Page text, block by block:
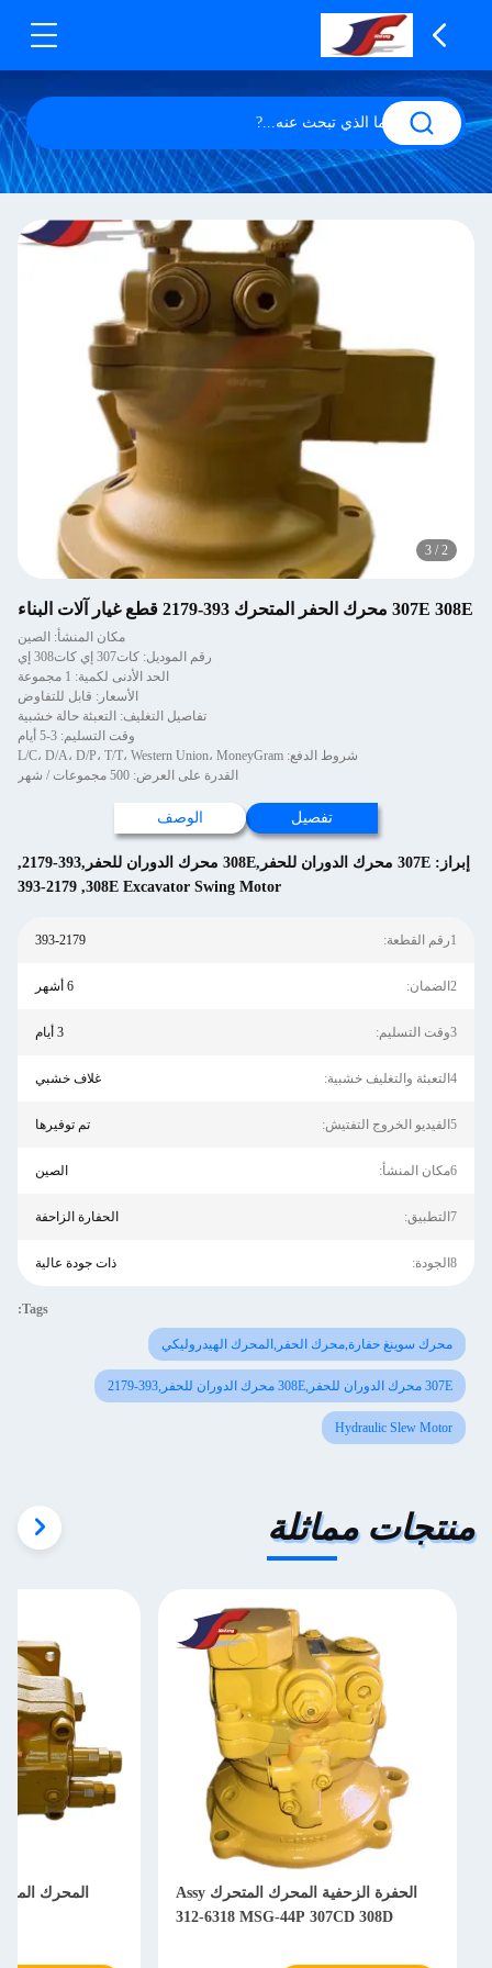
2
/
3
307E 308E محرك الحفر المتحرك 393-2179 قطع غيار آلات البناء
مكان المنشأ: الصين
رقم الموديل: كات307 إي كات308 إي
الحد الأدنى لكمية: 1 مجموعة
الأسعار: قابل للتفاوض
تفاصيل التغليف: التعبئة حالة خشبية
وقت التسليم: 3-5 أيام
شروط الدفع: L/C، D/A، D/P، T/T، Western Union، MoneyGram
القدرة على العرض: 500 مجموعات / شهر
تفصيل الوصف
إبراز: 307E محرك الدوران للحفر,308E محرك الدوران للحفر,393-2179
,
308E Excavator Swing Motor
,
393-2179
1رقم القطعة: 393-2179
2الضمان: 6 أشهر
3وقت التسليم: 3 أيام
4التعبئة والتغليف خشبية: غلاف خشبي
5الفيديو الخروج التفتيش: تم توفيرها
6مكان المنشأ: الصين
7التطبيق: الحفارة الزاحفة
8الجودة: ذات جودة عالية
Tags:
محرك سوينغ حفارة,محرك الحفر,المحرك الهيدروليكي
307E محرك الدوران للحفر,308E محرك الدوران للحفر,393-2179
Hydraulic Slew Motor
منتجات مماثلة
الحفرة الزحفية المحرك المتحرك Assy
312-6318 MSG-44P 307CD 308D